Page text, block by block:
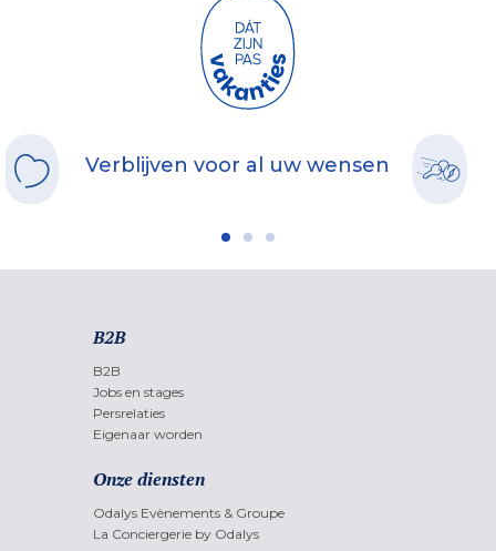
Verblijven voor al uw wensen
B2B
B2B
Jobs en stages
Persrelaties
Eigenaar worden
Onze diensten
Odalys Evènements & Groupe
La Conciergerie by Odalys